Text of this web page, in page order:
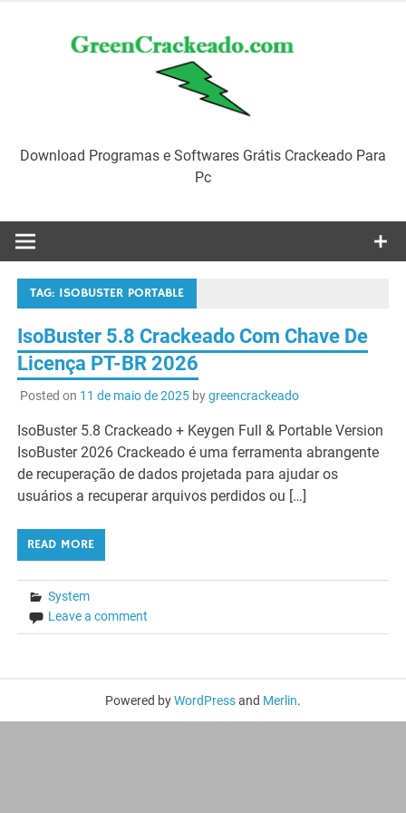
Download Programas e Softwares Grátis Crackeado Para
Pc
TAG: ISOBUSTER PORTABLE
IsoBuster 5.8 Crackeado Com Chave De
Licença PT-BR 2026
Posted on 11 de maio de 2025bygreencrackeado
IsoBuster 5.8 Crackeado + Keygen Full & Portable Version
IsoBuster 2026 Crackeado é uma ferramenta abrangente
de recuperação de dados projetada para ajudar os
usuários a recuperar arquivos perdidos ou […]
READ MORE
System
Leave a comment
Powered byWordPressand Merlin.